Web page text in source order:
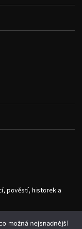
pověstí, historek a
možná nejsnadnější